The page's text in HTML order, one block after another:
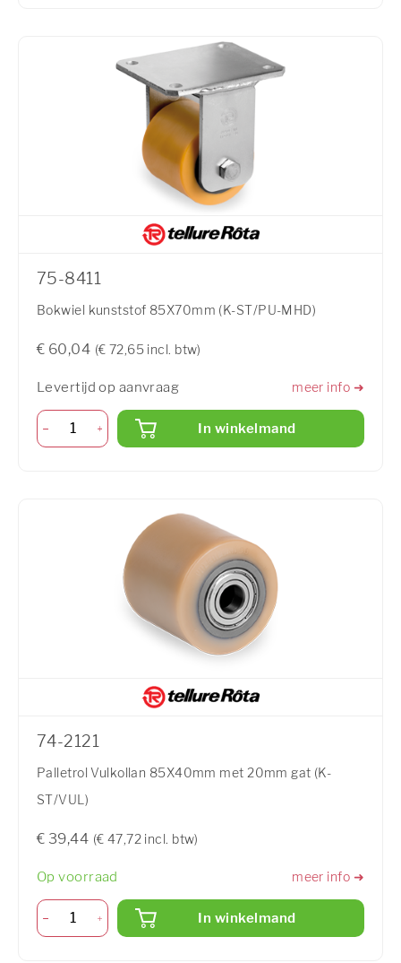
75-8411
Bokwiel kunststof 85X70mm (K-ST/PU-MHD)
€ 60,04 (€ 72,65 incl. btw)
Levertijd op aanvraag meer info ➜
In winkelmand
74-2121
Palletrol Vulkollan 85X40mm met 20mm gat (K-
ST/VUL)
€ 39,44 (€ 47,72 incl. btw)
Op voorraad meer info ➜
In winkelmand